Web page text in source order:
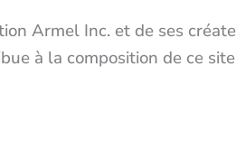
Armel Inc. et de ses
à la composition de ce